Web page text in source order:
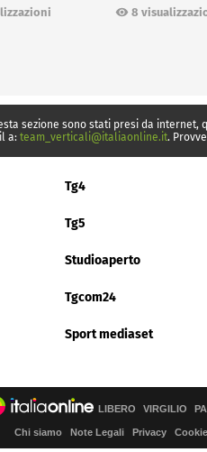
Ceuta
8
sezione sono stati presi da
a: team_verticali@italiaonline.it.
Tg4
Tg5
Studioaperto
Tgcom24
Sport mediaset
LIBERO VIRGILIO
Chi siamo Note Legali Privacy